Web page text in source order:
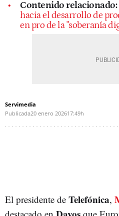
Contenido relacionado:
hacia el desarrollo de
en pro de la "soberanía
Servimedia
Publicada20 enero 202617:49h
El presidente de Telefónica,